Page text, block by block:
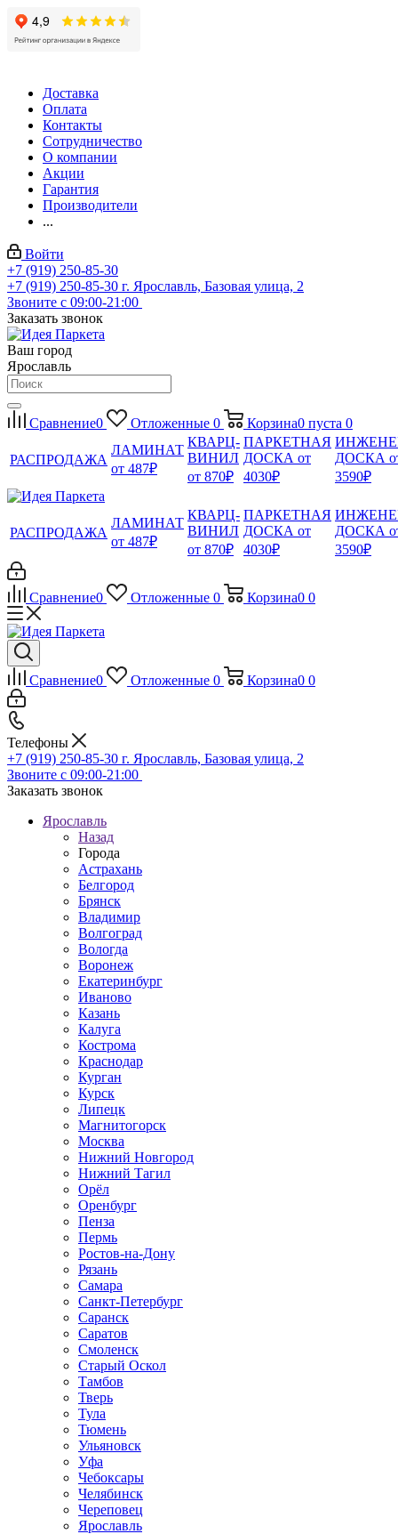
Доставка
Оплата
Контакты
Сотрудничество
О компании
Акции
Гарантия
Производители
...
Войти
+7 (919) 250-85-30
+7 (919) 250-85-30 г. Ярославль, Базовая улица, 2
Звоните с 09:00-21:00
Заказать звонок
Ваш город
Ярославль
Сравнение0 Отложенные 0 Корзина0 пуста 0
РАСПРОДАЖА
ЛАМИНАТ
от 487₽
КВАРЦ-
ВИНИЛ
от 870₽
ПАРКЕТНАЯ
ДОСКА от
4030₽
ДОСКА
3590₽
РАСПРОДАЖА
ЛАМИНАТ
от 487₽
КВАРЦ-
ВИНИЛ
от 870₽
ПАРКЕТНАЯ
ДОСКА от
4030₽
ДОСКА
3590₽
Сравнение0 Отложенные 0 Корзина0 0
Сравнение0 Отложенные 0 Корзина0 0
Телефоны
+7 (919) 250-85-30 г. Ярославль, Базовая улица, 2
Звоните с 09:00-21:00
Заказать звонок
Ярославль
Назад
Города
Астрахань
Белгород
Брянск
Владимир
Волгоград
Вологда
Воронеж
Екатеринбург
Иваново
Казань
Калуга
Кострома
Краснодар
Курган
Курск
Липецк
Магнитогорск
Москва
Нижний Новгород
Нижний Тагил
Орёл
Оренбург
Пенза
Пермь
Ростов‑на‑Дону
Рязань
Самара
Санкт‑Петербург
Саранск
Саратов
Смоленск
Старый Оскол
Тамбов
Тверь
Тула
Тюмень
Ульяновск
Уфа
Чебоксары
Челябинск
Череповец
Ярославль